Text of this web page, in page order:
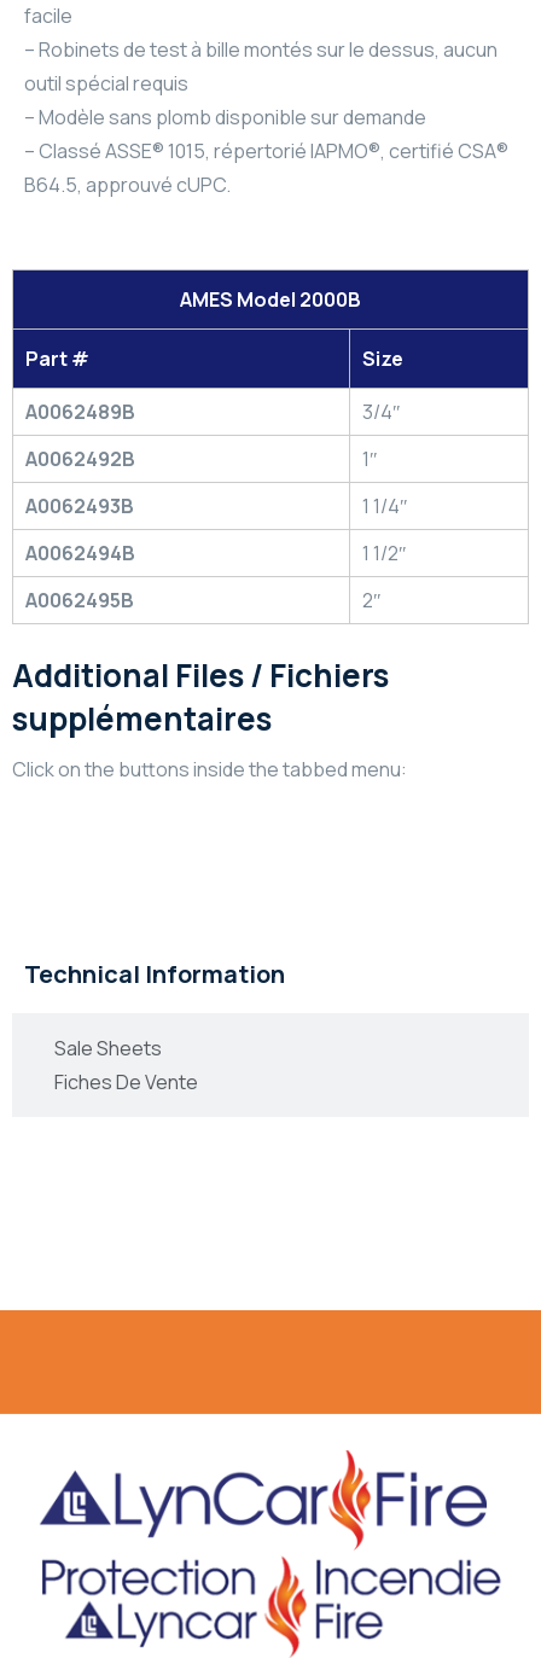
facile
– Robinets de test à bille montés sur le dessus, aucun
outil spécial requis
– Modèle sans plomb disponible sur demande
– Classé ASSE® 1015, répertorié IAPMO®, certifié CSA®
B64.5, approuvé cUPC.
AMES Model 2000B
Part #
Size
A0062489B
3/4″
A0062492B
1″
A0062493B
1 1/4″
A0062494B
1 1/2″
A0062495B
2″
Additional Files / Fichiers
supplémentaires
Click on the buttons inside the tabbed menu:
Sale Sheets
Fiches De Vente
Technical Information